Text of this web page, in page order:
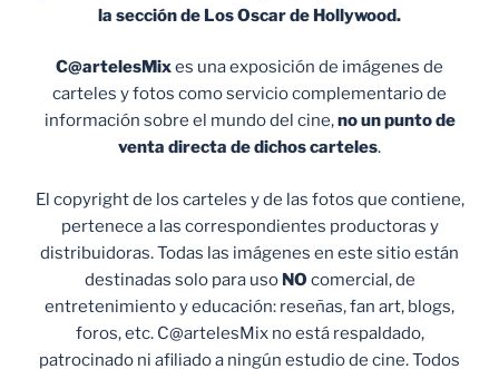
la sección de Los Oscar de Hollywood.
C@artelesMixes una exposición de imágenes de
carteles y fotos como servicio complementario de
información sobre el mundo del cine,no un punto de
venta directa de dichos carteles.
El copyright de los carteles y de las fotos que contiene,
pertenece a las correspondientes productoras y
distribuidoras. Todas las imágenes en este sitio están
destinadas solo para uso NO comercial, de
entretenimiento y educación: reseñas, fan art, blogs,
foros, etc. C@artelesMix no está respaldado,
patrocinado ni afiliado a ningún estudio de cine. Todos